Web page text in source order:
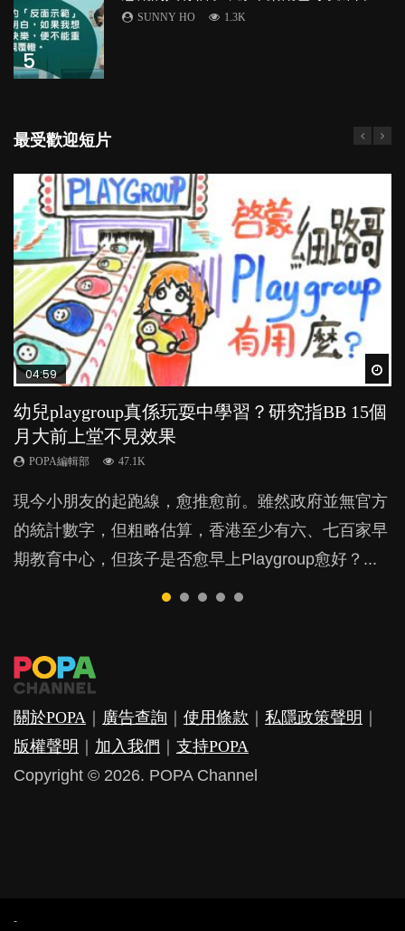
5
SUNNY HO 1.3K
最受歡迎短片
04:59
幼兒playgroup真係玩耍中學習？研究指BB 15個
月大前上堂不見效果
POPA編輯部 47.1K
現今小朋友的起跑線，愈推愈前。雖然政府並無官方
的統計數字，但粗略估算，香港至少有六、七百家早
期教育中心，但孩子是否愈早上Playgroup愈好？...
03:39
幼稚園遊戲課 如何刺激幼兒自發學習取代獎勵
與懲罰？
POPA編輯部 33.1K
由美國學者所創的 tools of the mind 課程，學生以遊
戲方式學習，學術能力和自制能力亦明顯比其他小朋
友優勝，到底這課程有何特別之處？...
03:02
老公患產後憂鬱症對BB的影響
POPA編輯部 15.9K
鬱，影響日常生活，嚴重的甚至會有自殺，或傷害小
朋友的念頭。但為何爸爸患上產後抑鬱往往難以察
覺？...
04:06
全職好？在職好？｜全職媽媽與在職媽媽的壓
力與價值
POPA編輯部 25.8K
許多媽媽心底可能都有一刻掙扎過：究竟全職好，還
是在職好。雖說每個家庭都有自己的獨特狀況和考慮
因素，但原來全職和在職媽媽所養育的子女其實都各
03:41
BB口腔期乜都放入口，父母該制止還是放手？
POPA編輯部 25.5K
成吮手指的習慣，大個就很難戒，但原來一刀切阻止
他們放東西入口，隨時會影響孩子的身心發展？...
關於POPA 廣告查詢 使用條款 私隱政策聲明
版權聲明
加入我們
支持POPA
Copyright © 2026. POPA Channel
-